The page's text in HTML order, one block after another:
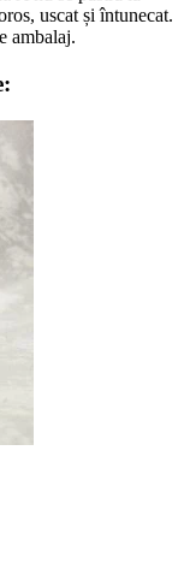
uscat și întunecat.
ambalaj.